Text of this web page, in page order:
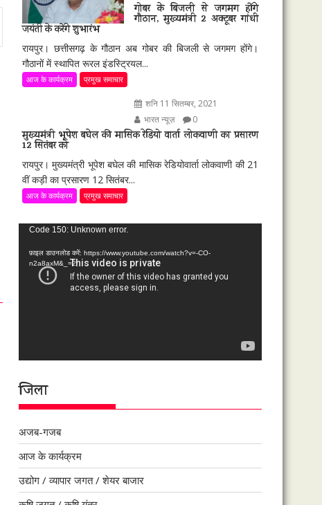
गोबर के बिजली से जगमग होंगे
गौठान, मुख्यमंत्री 2 अक्टूबर गांधी
जयंती के करेंगे शुभारंभ
रायपुर। छत्तीसगढ़ के गौठान अब गोबर की बिजली से जगमग होंगे।
गौठानों में स्थापित रूरल इंडस्ट्रियल...
आज के कार्यक्रम प्रमुख समाचार
शनि 11 सितम्बर, 2021
भारत न्यूज़
0
मुख्यमंत्री भूपेश बघेल की मासिक रेडियो वार्ता लोकवाणी का प्रसारण
12 सितंबर को
रायपुर। मुख्यमंत्री भूपेश बघेल की मासिक रेडियोवार्ता लोकवाणी की 21
वीं कड़ी का प्रसारण 12 सितंबर...
आज के कार्यक्रम प्रमुख समाचार
वीडियो
प्लेयर
Code 150: Unknown error.
फ़ाइल डाउनलोड करें: https://www.youtube.com/watch?v=-CO-
n2a8axM&_=2
जिला
अजब-गजब
आज के कार्यक्रम
उद्योग / व्यापार जगत / शेयर बाजार